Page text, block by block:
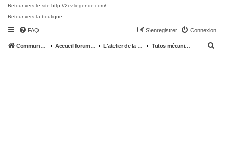
- Retour vers le site http://2cv-legende.com/
- Retour vers la boutique
FAQ Connexion
S’enregistrer
Communauté 2cv-legende.com Accueil forum 2cv-legende.com L'atelier de la 2CV Tutos mécanique 2cv